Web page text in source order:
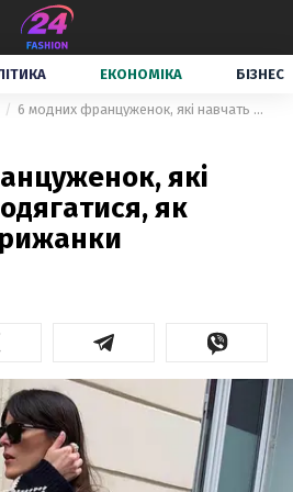
ЕКОНОМІКА БІЗНЕС
6 модних француженок, які навчать вас одягатися, як справжні парижанки
які
як